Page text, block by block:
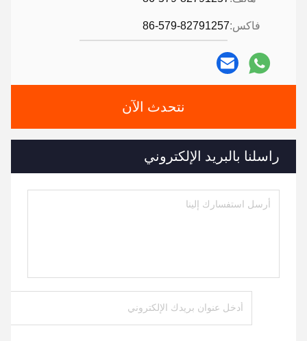
فاكس:86-579-82791257
نتحدث الآن
راسلنا بالبريد الإلكتروني